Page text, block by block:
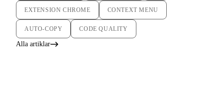
EXTENSION CHROME CONTEXT MENU
AUTO-COPY CODE QUALITY
Alla artiklar